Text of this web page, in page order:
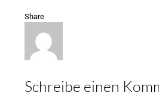
Share
Schreibe einen